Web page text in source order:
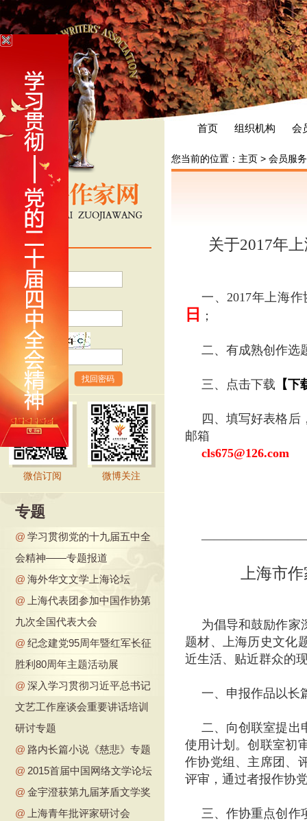
首页 组织机构 会
密 码
验证码
找回密码
微信订阅 微博关注
专题
@ 学习贯彻党的十九届五中全
会精神——专题报道
@ 海外华文文学上海论坛
@
上海代表团参加中国作协第
九次全国代表大会
@ 纪念建党95周年暨红军长征
胜利80周年主题活动展
@ 深入学习贯彻习近平总书记
文艺工作座谈会重要讲话培训
研讨专题
@ 路内长篇小说《慈悲》专题
@ 2015首届中国网络文学论坛
@ 金宇澄获第九届茅盾文学奖
@
上海青年批评家研讨会
您当前的位置： 主页 > 会员服务
关于2017年
一、2017年上海
日 ；
二、有成熟创作选
三、点击下载 【
四、填写好表格后
邮箱
cls675@126.com
上海市
为倡导和鼓励作家
题材、上海历史文化
近生活、贴近群众的
一、申报作品以长
二、向创联室提出
使用计划。创联室初
作协党组、主席团、
评审，通过者报作协
三、作协重点创作